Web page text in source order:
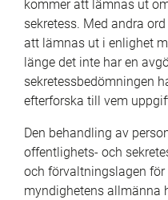
kommer att lämnas ut
sekretess. Med andra
att lämnas ut i enlighet
länge det inte har en
sekretessbedömningen
efterforska till vem
Den behandling av
offentlighets- och
och förvaltningslagen
myndighetens allmänna